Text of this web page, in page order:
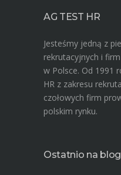
AG TEST HR
Jesteśmy jedną z
rekrutacyjnych i
w Polsce. Od 1991
HR z zakresu
czołowych firm
polskim rynku.
Ostatnio na